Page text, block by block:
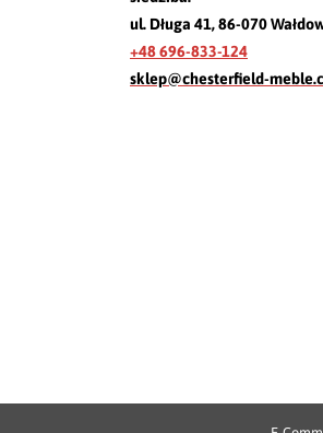
ul. Długa 41, 86-070
+48 696-833-124
sklep@chesterfield-